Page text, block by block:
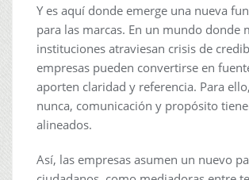
Y es aquí donde emerge una nueva
para las marcas. En un mundo donde
instituciones atraviesan crisis de
empresas pueden convertirse en
aporten claridad y referencia. Para
nunca, comunicación y propósito
alineados.
Así, las empresas asumen un nuevo